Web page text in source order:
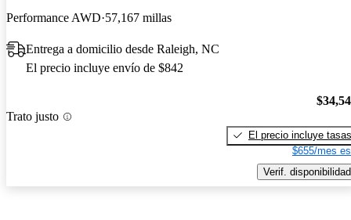
Performance AWD 57,167 millas
Entrega a domicilio desde Raleigh, NC
El precio incluye envío de $842
Trato justo
El precio incluye tasas
$655/mes
Verif. disponibilidad